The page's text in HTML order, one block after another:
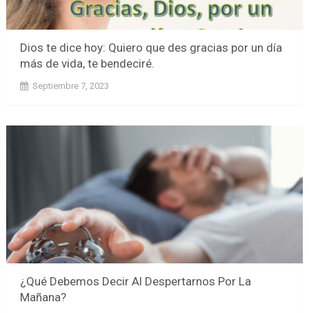
Dios te dice hoy: Quiero que des gracias por un día
más de vida, te bendeciré.
Septiembre 7, 2023
¿Qué Debemos Decir Al Despertarnos Por La
Mañana?